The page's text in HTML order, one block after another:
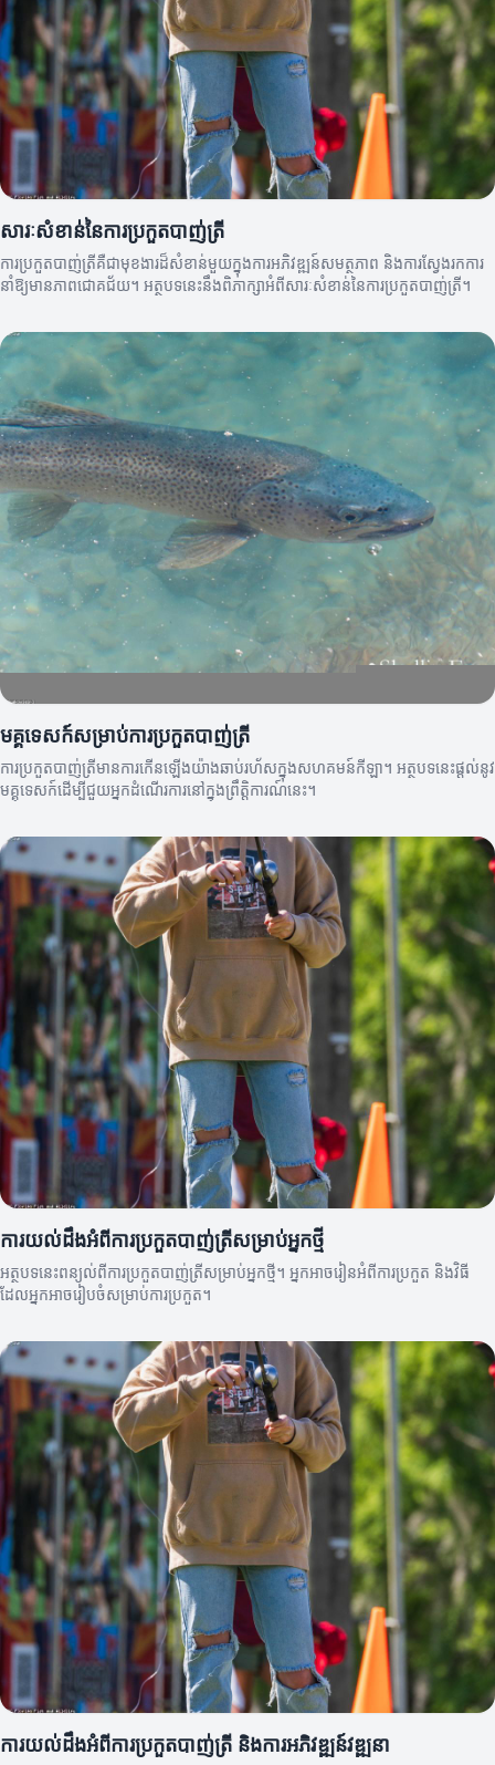
សារៈសំខាន់នៃការប្រកួតបាញ់ត្រី
ការប្រកួតបាញ់ត្រីគឺជាមុខងារ​ដ៏សំខាន់មួយក្នុងការអភិវឌ្ឍន៍សមត្ថភាព និងការស្វែងរកការ
នាំឱ្យមានភាពជោគជ័យ។ អត្ថបទនេះនឹងពិភាក្សាអំពីសារៈសំខាន់នៃការប្រកួតបាញ់ត្រី។
មគ្គុទេសក៍សម្រាប់ការប្រកួតបាញ់ត្រី
ការប្រកួតបាញ់ត្រីមានការកើនឡើងយ៉ាងឆាប់រហ័សក្នុងសហគមន៍កីឡា។ អត្ថបទនេះផ្តល់នូវ
មគ្គុទេសក៍ដើម្បីជួយអ្នកដំណើរការនៅក្នុងព្រឹត្តិការណ៍នេះ។
ការយល់ដឹងអំពីការប្រកួតបាញ់ត្រីសម្រាប់អ្នកថ្មី
អត្ថបទនេះពន្យល់ពីការប្រកួតបាញ់ត្រីសម្រាប់អ្នកថ្មី។ អ្នកអាចរៀនអំពីការប្រកួត និងវិធី
ដែលអ្នកអាចរៀបចំសម្រាប់ការប្រកួត។
ការយល់ដឹងអំពីការប្រកួតបាញ់ត្រី និងការអភិវឌ្ឍន៍វឌ្ឍនា